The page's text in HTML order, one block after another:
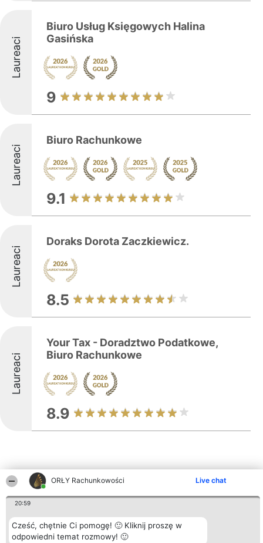
ORŁY Rachunkowości Live chat
20:59
Cześć, chętnie Ci pomogę! 🙂 Kliknij proszę w
odpowiedni temat rozmowy! 🙂
Laureaci
Biuro Usług Księgowych Halina
Gasińska
9
Laureaci
Biuro Rachunkowe
9.1
Laureaci
Doraks Dorota Zaczkiewicz.
8.5
Laureaci
Your Tax - Doradztwo Podatkowe,
Biuro Rachunkowe
8.9
Inne firmy z województwa
Organizator plebiscytu
Bright Side Solutions sp. z o.
Plebiscyt
Laureaci